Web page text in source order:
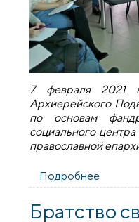
7 февраля 2021
Архиерейского
по основам
социального
православной
Подробнее
для
Братство